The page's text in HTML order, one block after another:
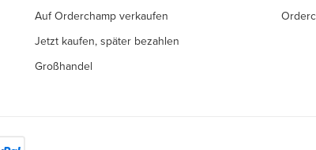
Auf Orderchamp verkaufen
Jetzt kaufen, später bezahlen
Großhandel